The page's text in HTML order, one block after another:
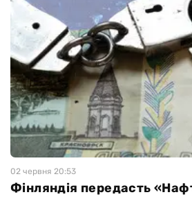
02 червня 20:53
Фінляндія передасть